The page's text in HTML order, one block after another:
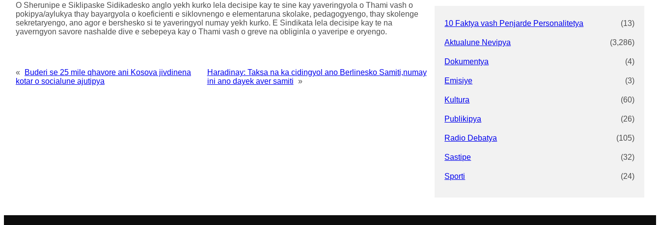
O Sherunipe e Siklipaske Sidikadesko anglo yekh kurko lela decisipe kay te sine kay yaveringyola o Thami vash o
pokipya/aylukya thay bayargyola o koeficienti e siklovnengo e elementaruna skolake, pedagogyengo, thay skolenge
sekretaryengo, ano agor e bershesko si te yaveringyol numay yekh kurko. E Sindikata lela decisipe kay te na
yaverngyon savore nashalde dive e sebepeya kay o Thami vash o greve na obliginla o yaveripe e oryengo.
«
Buderi se 25 mile qhavore ani Kosova jivdinena
kotar o socialune ajutipya
Haradinay: Taksa na ka cidingyol ano Berlinesko Samiti,numay
ini ano dayek aver samiti »
10 Faktya vash Penjarde Personalitetya (13)
Aktualune Nevipya (3,286)
Dokumentya (4)
Emisiye (3)
Kultura (60)
Publikipya (26)
Radio Debatya (105)
Sastipe (32)
Sporti (24)